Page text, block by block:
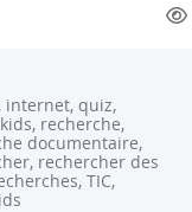
internet, quiz,
recherche,
documentaire,
rechercher des
TIC,